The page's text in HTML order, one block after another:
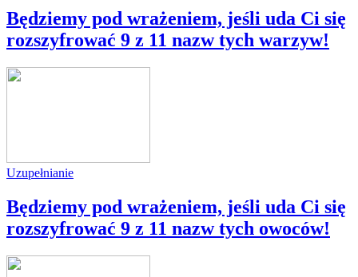
Będziemy pod wrażeniem, jeśli uda Ci się
rozszyfrować 9 z 11 nazw tych warzyw!
Uzupełnianie
Będziemy pod wrażeniem, jeśli uda Ci się
rozszyfrować 9 z 11 nazw tych owoców!